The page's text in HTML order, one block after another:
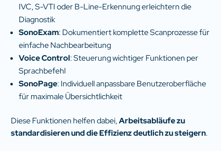
IVC, S-VTI oder B-Line-Erkennung erleichtern die
Diagnostik
SonoExam: Dokumentiert komplette Scanprozesse für
einfache Nachbearbeitung
Voice Control: Steuerung wichtiger Funktionen per
Sprachbefehl
SonoPage: Individuell anpassbare Benutzeroberfläche
für maximale Übersichtlichkeit
Diese Funktionen helfen dabei,Arbeitsabläufe zu
standardisieren und die Effizienz deutlich zu steigern.